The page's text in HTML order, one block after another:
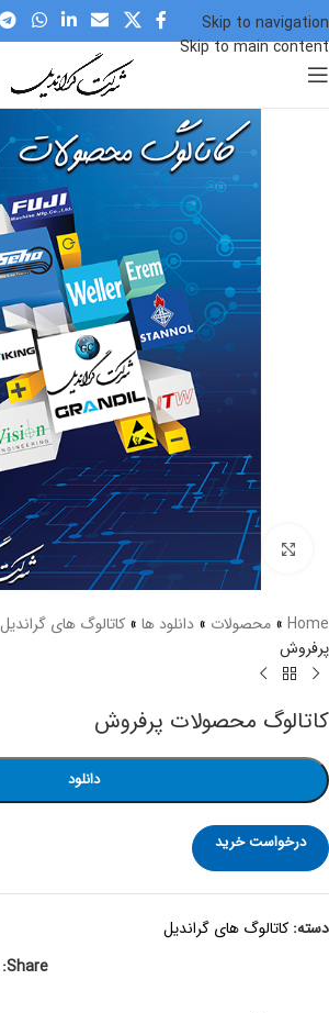
Skip to navigation
Skip to main content
برای بزرگنمایی کلیک کنید
Home
» محصولات » دانلود ها » کاتالوگ های گراندیل
پرفروش
کاتالوگ محصولات پرفروش
دانلود
درخواست خرید
دسته: کاتالوگ های گراندیل
Share: